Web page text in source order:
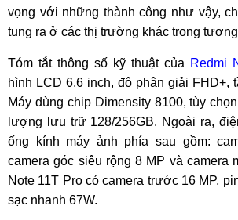
vọng với những thành công như vậy,
tung ra ở các thị trường khác trong
Tóm tắt thông số kỹ thuật của Redmi
hình LCD 6,6 inch, độ phân giải FHD+,
Máy dùng chip Dimensity 8100, tùy
lượng lưu trữ 128/256GB. Ngoài ra,
ống kính máy ảnh phía sau gồm:
camera góc siêu rộng 8 MP và camera
Note 11T Pro có camera trước 16 MP,
sạc nhanh 67W.